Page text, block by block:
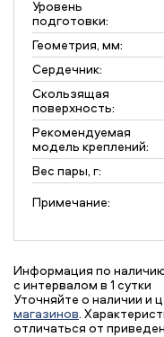
Уровень
подготовки:
Геометрия, мм:
Сердечник:
Скользящая
поверхность:
Рекомендуемая
модель креплений:
Вес пары, г:
Примечание:
Информация по
с интервалом в 1 сутки
Уточняйте о наличии и
магазинов.
отличаться от